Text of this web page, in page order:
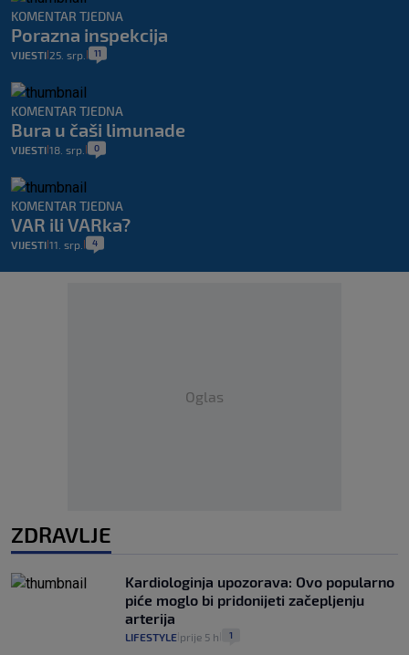
KOMENTAR TJEDNA
Porazna inspekcija
VIJESTI 25. srp. 11
KOMENTAR TJEDNA
Bura u čaši limunade
VIJESTI 18. srp. 0
KOMENTAR TJEDNA
VAR ili VARka?
VIJESTI 11. srp. 4
Oglas
ZDRAVLJE
Kardiologinja upozorava: Ovo popularno
piće moglo bi pridonijeti začepljenju
arterija
LIFESTYLE prije 5 h 1